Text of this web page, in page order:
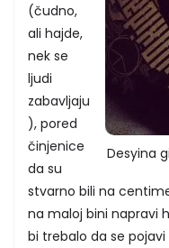
Desyina
(čudno,
ali hajde,
nek se
ljudi
zabavljaju
), pored
činjenice
da su
stvarno bili na
na maloj bini napravi
bi trebalo da se